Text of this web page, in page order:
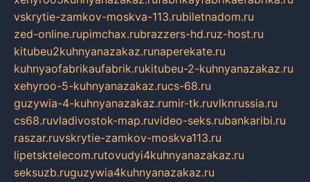
vskrytie-zamkov-moskva-113.rubiletnadom.ru
zed-online.rupimchax.rubrazzers-hd.ruz-host.ru
kitubeu2kuhnyanazakaz.runaperekate.ru
kuhnyaofabrikaufabrik.rukitubeu-2-kuhnyanazakaz.ru
xehyroo-5-kuhnyanazakaz.rucs-68.ru
guzywia-4-kuhnyanazakaz.rumir-tk.ruvlknrussia.ru
cs68.ruvladivostok-map.ruvideo-seks.rubankaribi.ru
raszar.ruvskrytie-zamkov-moskva113.ru
lipetsktelecom.rutovudyi4kuhnyanazakaz.ru
seksuzb.ruguzywia4kuhnyanazakaz.ru